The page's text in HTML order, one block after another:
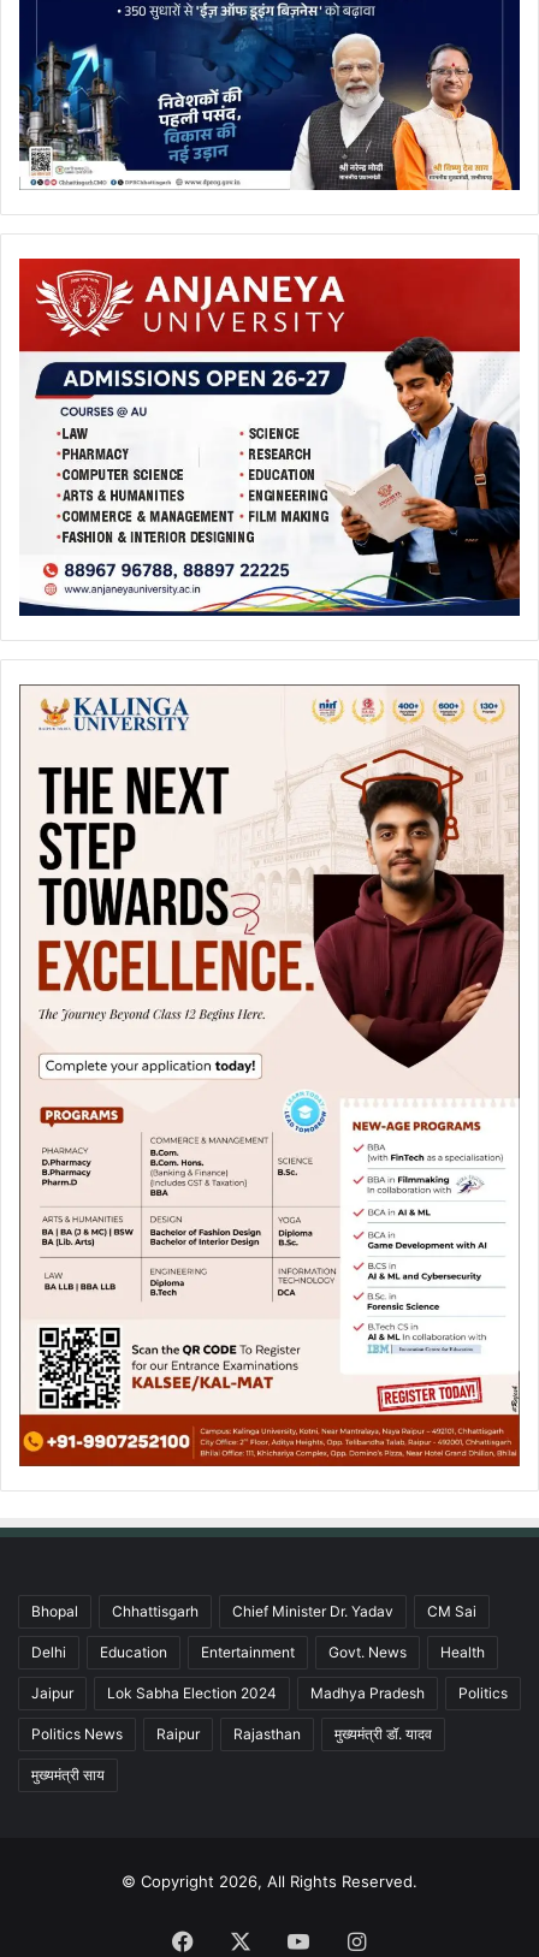
Bhopal Chhattisgarh Chief Minister Dr. Yadav CM Sai
Delhi Education Entertainment Govt. News Health
Jaipur Lok Sabha Election 2024 Madhya Pradesh Politics
Politics News Raipur Rajasthan मुख्यमंत्री डॉ. यादव
मुख्यमंत्री साय
© Copyright 2026, All Rights Reserved.
Facebook YouTubeInstagram